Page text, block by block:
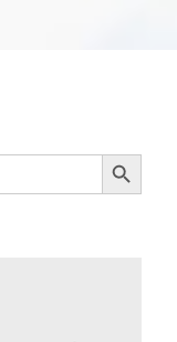
Botón de búsqueda